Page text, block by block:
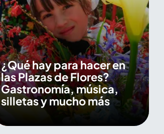
¿Qué hay para hacer en
las Plazas de Flores?
Gastronomía, música,
silletas y mucho más